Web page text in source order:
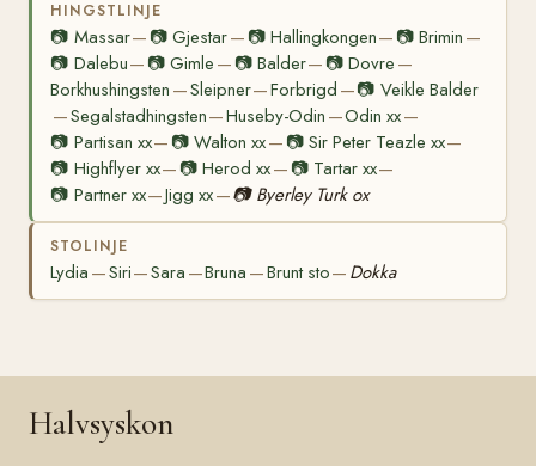
HINGSTLINJE
📷 Massar— 📷Gjestar— 📷 Hallingkongen— 📷 Brimin —
📷 Dalebu— 📷Gimle — 📷 Balder— 📷 Dovre —
Borkhushingsten —Sleipner—Forbrigd —📷 Veikle Balder
—Segalstadhingsten—Huseby-Odin —Odin xx—
📷 Partisan xx— 📷Walton xx— 📷 Sir Peter Teazle xx—
📷 Highflyer xx— 📷Herod xx— 📷 Tartar xx—
📷 Partner xx—Jigg xx—📷 Byerley Turk ox
STOLINJE
Lydia —Siri—Sara —Bruna —Brunt sto— Dokka
Halvsyskon